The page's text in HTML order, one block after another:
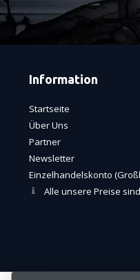
Information
Startseite
Über Uns
Partner
Newsletter
Einzelhandelskonto
Alle unsere Preise